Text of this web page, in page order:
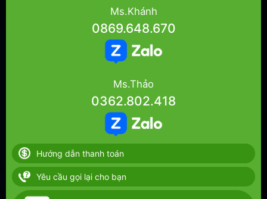
Ms.Khánh
0869.648.670
Ms.Thảo
0362.802.418
Hướng dẫn thanh toán
Yêu cầu gọi lại cho bạn